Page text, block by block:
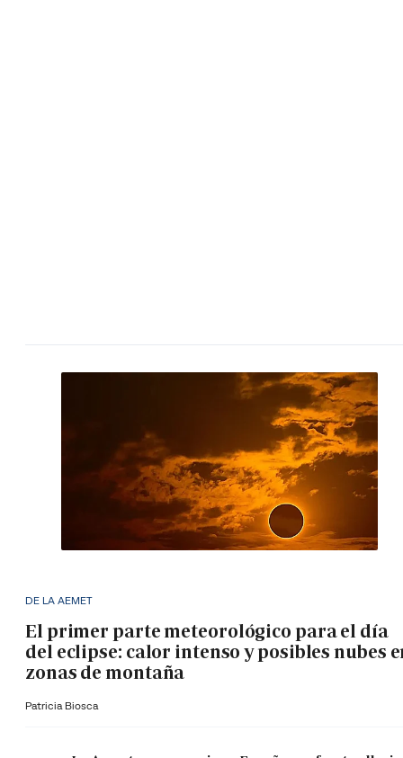
DE LA AEMET
El primer parte meteorológico para el día
del eclipse: calor intenso y posibles nubes
zonas de montaña
Patricia Biosca